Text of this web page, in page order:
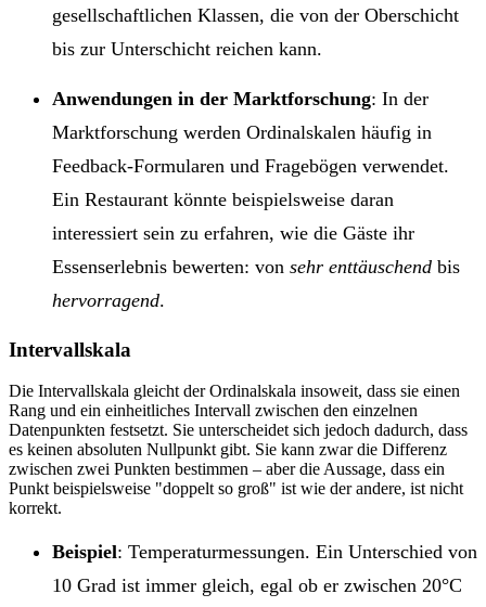
gesellschaftlichen Klassen, die von der Oberschicht
bis zur Unterschicht reichen kann.
Anwendungen in der Marktforschung: In der
Marktforschung werden Ordinalskalen häufig in
Feedback-Formularen und Fragebögen verwendet.
Ein Restaurant könnte beispielsweise daran
interessiert sein zu erfahren, wie die Gäste ihr
Essenserlebnis bewerten: von sehr enttäuschend bis
hervorragend.
Intervallskala
Die Intervallskala gleicht der Ordinalskala insoweit, dass sie einen
Rang und ein einheitliches Intervall zwischen den einzelnen
Datenpunkten festsetzt. Sie unterscheidet sich jedoch dadurch, dass
es keinen absoluten Nullpunkt gibt. Sie kann zwar die Differenz
zwischen zwei Punkten bestimmen – aber die Aussage, dass ein
Punkt beispielsweise
doppelt so groß
ist wie der andere, ist nicht
korrekt.
Beispiel: Temperaturmessungen. Ein Unterschied von
10 Grad ist immer gleich, egal ob er zwischen 20°C